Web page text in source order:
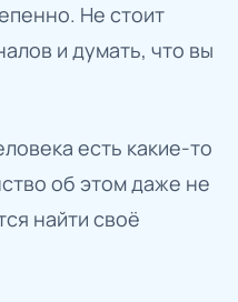
Не стоит
и думать, что вы
есть какие-то
об этом даже не
найти своё